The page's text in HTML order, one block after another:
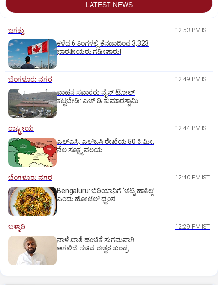
LATEST NEWS
ಜಗತ್ತು 12:53 PM IST
ಕಳೆದ 6 ತಿಂಗಳಲ್ಲಿ ಕೆನಡಾದಿಂದ 3,323
ಭಾರತೀಯರು ಗಡೀಪಾರು!
ಬೆಂಗಳೂರು ನಗರ 12:49 PM IST
ವಾಹನ ಸವಾರರು ನೈಸ್‌ ಟೋಲ್‌
ಕಟ್ಟಬೇಡಿ: ಎಚ್‌.ಡಿ.ಕುಮಾರಸ್ವಾಮಿ
ರಾಷ್ಟ್ರೀಯ 12:44 PM IST
ಎಲ್‌ಎಸಿ, ಎಲ್‌ಒಸಿ ರೇಖೆಯ 50 ಕಿ.ಮೀ.
ನೆಲ ಸೂಕ್ಷ್ಮ ವಲಯ
ಬೆಂಗಳೂರು ನಗರ 12:40 PM IST
Bengaluru: ಬಿರಿಯಾನಿಗೆ ‘ಚಟ್ನಿ ಹಾಕಿಲ್ಲ’
ಎಂದು ಹೋಟೆಲ್‌ ಧ್ವಂಸ
ಬಳ್ಳಾರಿ 12:29 PM IST
ನಾಳೆ ಖಾತೆ ಹಂಚಿಕೆ ಸುಗಮವಾಗಿ
ಆಗಲಿದೆ: ಸಚಿವ ಈಶ್ವರ ಖಂಡ್ರೆ